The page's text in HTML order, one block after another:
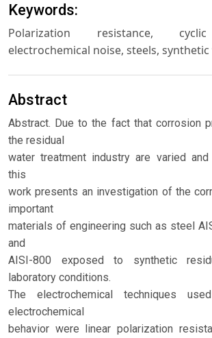
Keywords:
Polarization resistance,
electrochemical noise, steels,
Abstract
Abstract. Due to the fact that corrosion
the residual
water treatment industry are varied
this
work presents an investigation of the
important
materials of engineering such as steel
and
AISI-800 exposed to synthetic
laboratory conditions.
The electrochemical techniques
electrochemical
behavior were linear polarization